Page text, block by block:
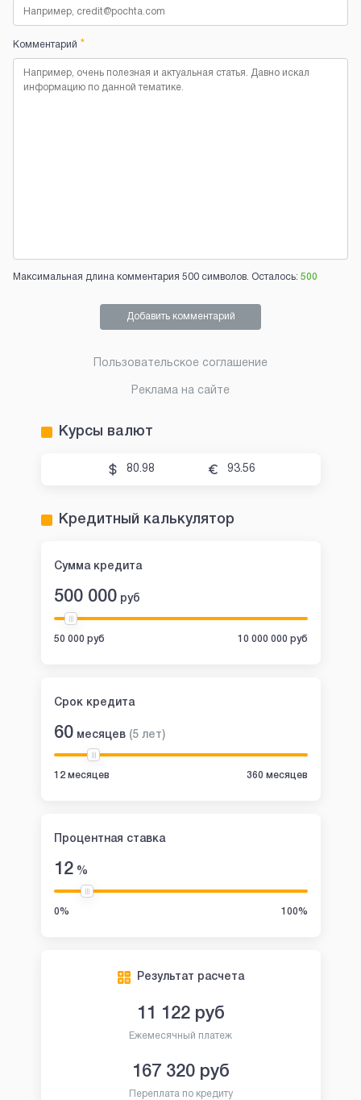
Комментарий *
Максимальная длина комментария 500 символов. Осталось: 500
Добавить комментарий
Пользовательское соглашение
Реклама на сайте
Курсы валют
80.98 93.56
Кредитный калькулятор
Сумма кредита
500 000 руб
50 000 руб 10 000 000 руб
Срок кредита
60 месяцев (5 лет)
12 месяцев 360 месяцев
Процентная ставка
12%
0% 100%
Результат расчета
11 122руб
Ежемесячный платеж
167 320руб
Переплата по кредиту